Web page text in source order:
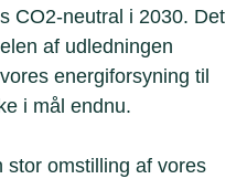
CO2-neutral i 2030. Det
af udledningen
energiforsyning til
i mål endnu.
omstilling af vores